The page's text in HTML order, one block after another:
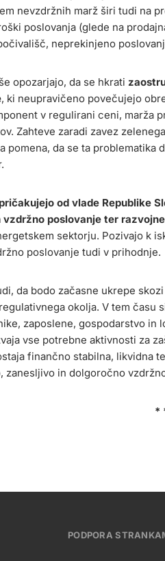
nevzdržnih marž širi tudi na
poslovanja (glede na
neprekinjeno
opozarjajo, da se hkrati
, ki neupravičeno povečujejo
v regulirani ceni, marža
Zahteve zaradi zavez
pomena, da se ta
pričakujejo od vlade Republike
vzdržno poslovanje ter
sektorju. Pozivajo k
poslovanje tudi v prihodnje.
da bodo začasne ukrepe
okolja. V tem času
zaposlene, gospodarstvo in
vse potrebne aktivnosti za
finančno stabilna, likvidna
zanesljivo in dolgoročno
*
PODPORA